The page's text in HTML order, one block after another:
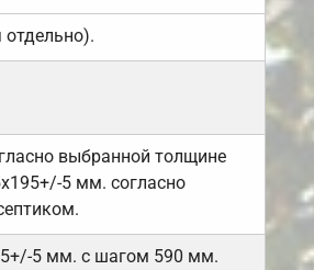
выбранной толщине
5 мм. согласно
5 мм. с шагом 590 мм.